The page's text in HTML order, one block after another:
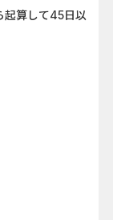
起算して45日以